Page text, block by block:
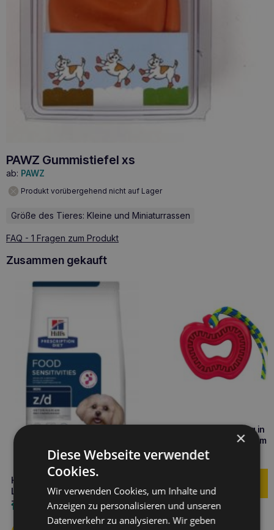
PAWZ Gummistiefel xs
ab: PAWZ
Produkt vorübergehend nicht auf Lager
Größe des Tieres: Kleine und Miniaturrassen
FAQ - 1 Fragen zum Produkt
Zusammen gekauft
HILL’S
Lebensmittelüberempfindlichkeiten
z/d 1kg MINI
14,20
HIPHOP Zahnspielzeug in
Apfelform für Welpen 8cm
4,90€
×
Diese Webseite verwendet
Cookies.
Wir verwenden Cookies, um Inhalte und
Anzeigen zu personalisieren und unseren
Datenverkehr zu analysieren. Wir geben